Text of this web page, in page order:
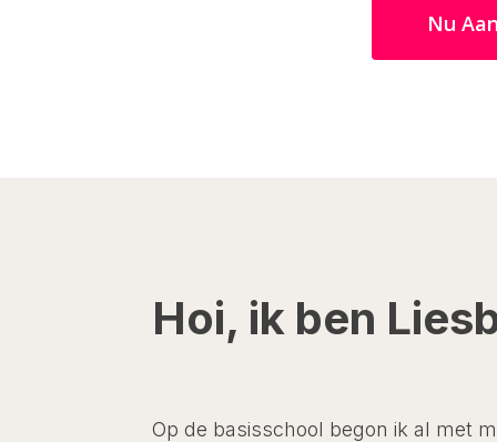
Nu
Hoi, ik ben
Op de basisschool begon ik al met